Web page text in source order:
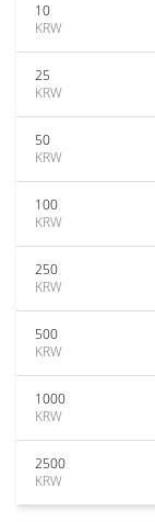
10
KRW
25
KRW
50
KRW
100
KRW
250
KRW
500
KRW
1000
KRW
2500
KRW